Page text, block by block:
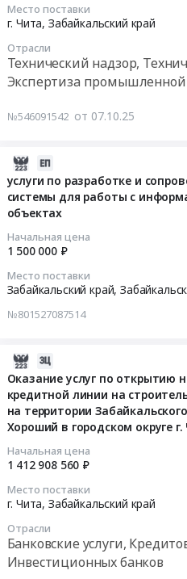
Место поставки
г. Чита, Забайкальский край
Отрасли
Технический надзор,
Экспертиза промышленной
№546091542 от 07.10.25
услуги по разработке и
системы для работы с
объектах
Начальная цена
1 500 000 ₽
Место поставки
Забайкальский край,
№801527087514
Оказание услуг по открытию
кредитной линии на
на территории
Хороший в городском округе
Начальная цена
1 412 908 560 ₽
Место поставки
г. Чита, Забайкальский край
Отрасли
Банковские услуги,
Инвестиционных банков